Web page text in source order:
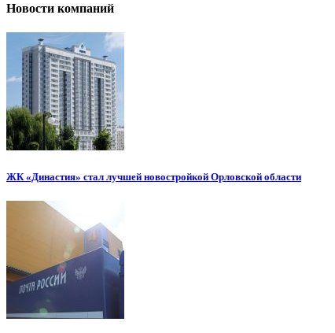
Новости компаний
ЖК «Династия» стал лучшей новостройкой Орловской области